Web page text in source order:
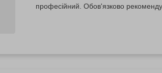
професійний. Обов'язково